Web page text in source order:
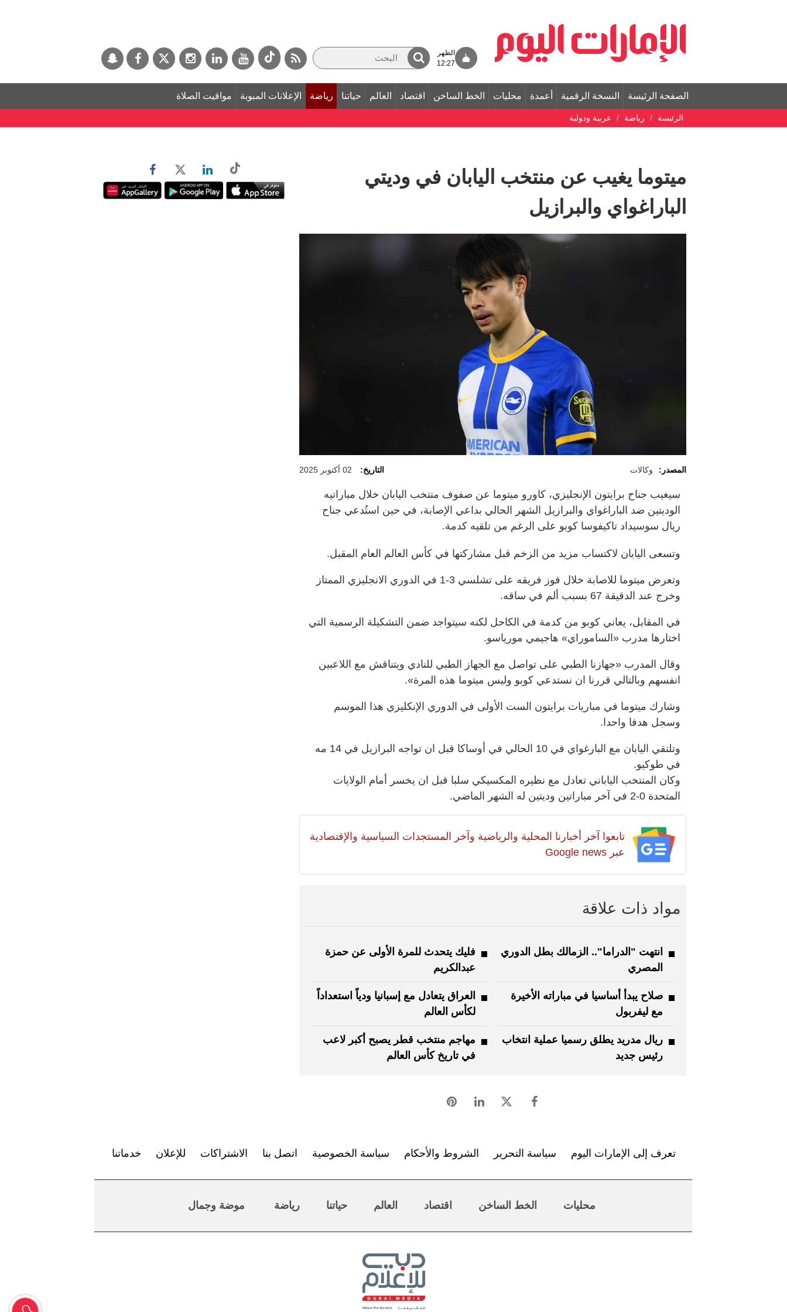
الظهر
12:27
الصفحة الرئيسة النسخة الرقمية أعمدة محليات الخط الساخن اقتصاد العالم حياتنا رياضة الإعلانات المبوبة مواقيت الصلاة
الرئيسة رياضة عربية ودولية
ميتوما يغيب عن منتخب اليابان في وديتي
الباراغواي والبرازيل
المصدر: وكالات التاريخ: 02 أكتوبر 2025
سيغيب جناح برايتون الإنجليزي، كاورو ميتوما عن صفوف منتخب اليابان خلال مباراتيه
الوديتين ضد الباراغواي والبرازيل الشهر الحالي بداعي الإصابة، في حين استُدعي جناح
ريال سوسيداد تاكيفوسا كوبو على الرغم من تلقيه كدمة.
وتسعى اليابان لاكتساب مزيد من الزخم قبل مشاركتها في كأس العالم العام المقبل.
وتعرض ميتوما للاصابة خلال فوز فريقه على تشلسي 3-1 في الدوري الانجليزي الممتاز
وخرج عند الدقيقة 67 بسبب ألم في ساقه.
في المقابل، يعاني كوبو من كدمة في الكاحل لكنه سيتواجد ضمن التشكيلة الرسمية التي
اختارها مدرب «الساموراي» هاجيمي مورياسو.
وقال المدرب «جهازنا الطبي على تواصل مع الجهاز الطبي للنادي ويتناقش مع اللاعبين
انفسهم وبالتالي قررنا ان نستدعي كوبو وليس ميتوما هذه المرة».
وشارك ميتوما في مباريات برايتون الست الأولى في الدوري الإنكليزي هذا الموسم
وسجل هدفا واحدا.
وتلتقي اليابان مع البارغواي في 10 الحالي في أوساكا قبل ان تواجه البرازيل في 14 مه
في طوكيو.
وكان المنتخب الياباني تعادل مع نظيره المكسيكي سلبا قبل ان يخسر أمام الولايات
المتحدة 0-2 في آخر مباراتين وديتين له الشهر الماضي.
تابعوا آخر أخبارنا المحلية والرياضية وآخر المستجدات السياسية والإقتصادية
عبر Google news
مواد ذات علاقة
انتهت "الدراما".. الزمالك بطل الدوري
المصري
فليك يتحدث للمرة الأولى عن حمزة
عبدالكريم
صلاح يبدأ أساسيا في مباراته الأخيرة
مع ليفربول
العراق يتعادل مع إسبانيا ودياً استعداداً
لكأس العالم
ريال مدريد يطلق رسميا عملية انتخاب
رئيس جديد
مهاجم منتخب قطر يصبح أكبر لاعب
في تاريخ كأس العالم
تعرف إلى الإمارات اليوم سياسة التحرير الشروط والأحكام سياسة الخصوصية اتصل بنا الاشتراكات للإعلان خدماتنا
محليات الخط الساخن اقتصاد العالم حياتنا رياضة موضة وجمال